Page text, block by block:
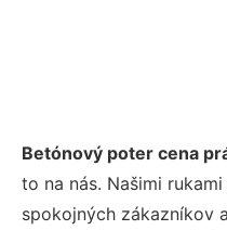
Betónový poter cena
to na nás. Našimi
spokojných zákazníkov